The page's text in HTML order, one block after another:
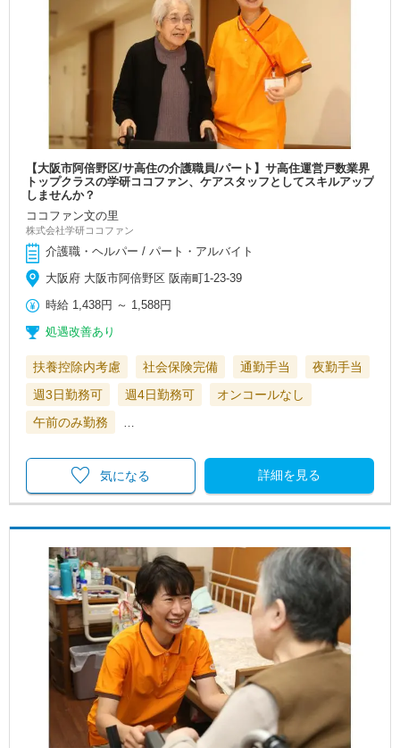
【大阪市阿倍野区/サ高住の介護職員/パート】サ高住運営戸数業界
トップクラスの学研ココファン、ケアスタッフとしてスキルアップ
しませんか？
ココファン文の里
株式会社学研ココファン
介護職・ヘルパー / パート・アルバイト
大阪府 大阪市阿倍野区 阪南町1-23-39
時給 1,438円 ～ 1,588円
処遇改善あり
扶養控除内考慮 社会保険完備 通勤手当
夜勤手当
週3日勤務可
週4日勤務可
オンコールなし
午前のみ勤務
詳細を見る
気になる